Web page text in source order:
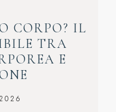
CORPO? IL
TRA
E